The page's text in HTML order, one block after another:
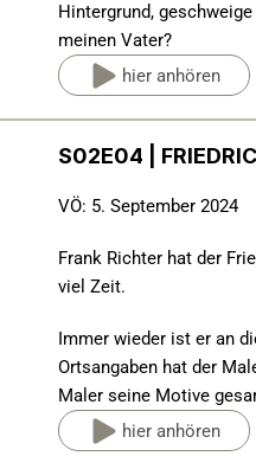
Hintergrund,
meinen Vater?
hier anhören
S02E04 |
VÖ: 5. September 2024
Frank Richter hat der
viel Zeit.
Immer wieder ist er an
Ortsangaben hat der
Maler seine Motive
hier anhören